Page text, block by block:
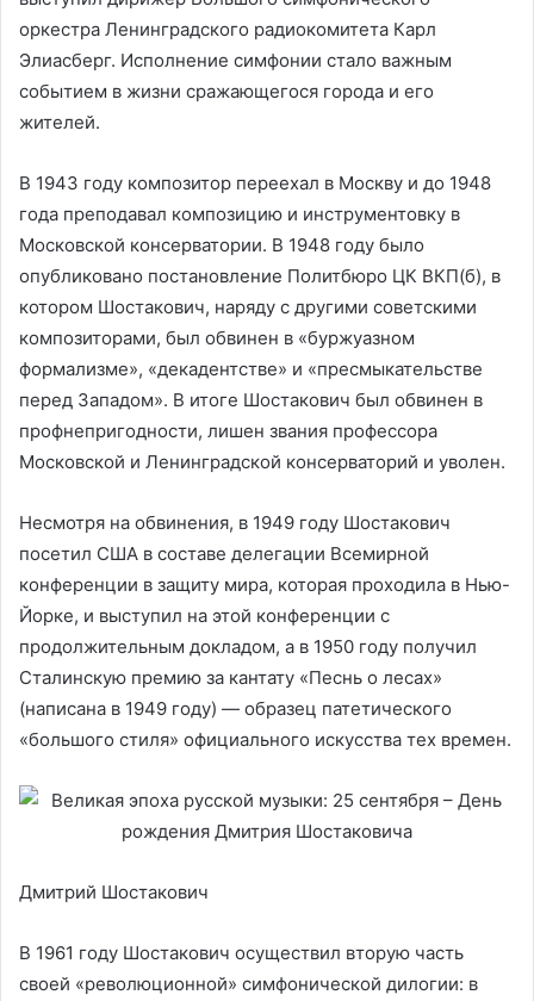
оркестра Ленинградского радиокомитета Карл
Элиасберг. Исполнение симфонии стало важным
событием в жизни сражающегося города и его
жителей.
В 1943 году композитор переехал в Москву и до 1948
года преподавал композицию и инструментовку в
Московской консерватории. В 1948 году было
опубликовано постановление Политбюро ЦК ВКП(б), в
котором Шостакович, наряду с другими советскими
композиторами, был обвинен в «буржуазном
формализме», «декадентстве» и «пресмыкательстве
перед Западом». В итоге Шостакович был обвинен в
профнепригодности, лишен звания профессора
Московской и Ленинградской консерваторий и уволен.
Несмотря на обвинения, в 1949 году Шостакович
посетил США в составе делегации Всемирной
конференции в защиту мира, которая проходила в Нью-
Йорке, и выступил на этой конференции с
продолжительным докладом, а в 1950 году получил
Сталинскую премию за кантату «Песнь о лесах»
(написана в 1949 году) — образец патетического
«большого стиля» официального искусства тех времен.
Дмитрий Шостакович
В 1961 году Шостакович осуществил вторую часть
своей «революционной» симфонической дилогии: в